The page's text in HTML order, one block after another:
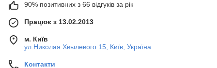
90% позитивних з 66 відгуків за рік
Працює з 13.02.2013
м. Київ
ул.Николая Хвылевого 15, Київ, Україна
Контакти